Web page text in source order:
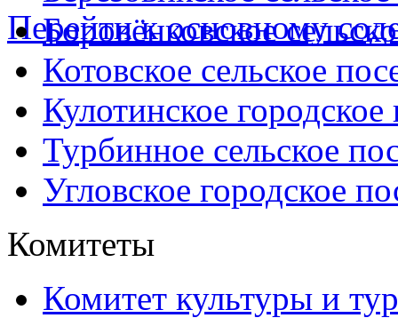
Перейти к основному
Боровёнковское
Котовское сельское
Кулотинское городское
Турбинное сельское
Угловское городское
Комитеты
Комитет культуры и